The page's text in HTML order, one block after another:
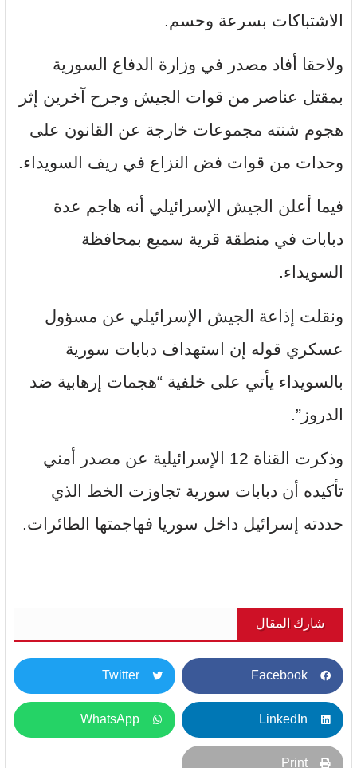
الاشتباكات بسرعة وحسم.
ولاحقا أفاد مصدر في وزارة الدفاع السورية
بمقتل عناصر من قوات الجيش وجرح آخرين إثر
هجوم شنته مجموعات خارجة عن القانون على
وحدات من قوات فض النزاع في ريف السويداء.
فيما أعلن الجيش الإسرائيلي أنه هاجم عدة
دبابات في منطقة قرية سميع بمحافظة
السويداء.
ونقلت إذاعة الجيش الإسرائيلي عن مسؤول
عسكري قوله إن استهداف دبابات سورية
بالسويداء يأتي على خلفية “هجمات إرهابية ضد
الدروز”.
وذكرت القناة 12 الإسرائيلية عن مصدر أمني
تأكيده أن دبابات سورية تجاوزت الخط الذي
حددته إسرائيل داخل سوريا فهاجمتها الطائرات.
شارك المقال
Facebook
Twitter
LinkedIn
WhatsApp
Print